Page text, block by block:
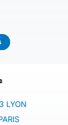
LYON